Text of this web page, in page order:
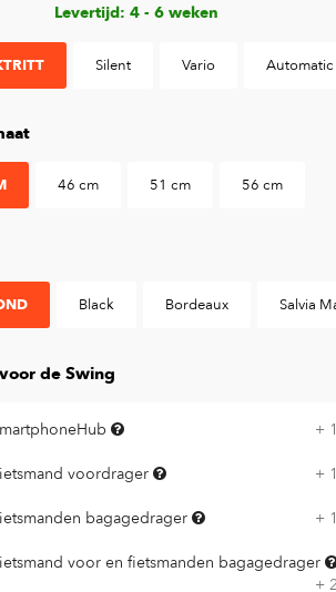
Levertijd: 4 - 6 weken
Silent Vario Automatic
46 cm 51 cm 56 cm
Black Bordeaux Salvia
de Swing
+
voordrager +
bagagedrager +
voor en fietsmanden bagagedrager
+